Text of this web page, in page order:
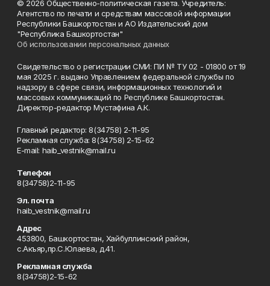
© 2026 Общественно-политическая газета. Учредитель:
Агентство по печати и средствам массовой информации
Республики Башкортостан и АО Издательский дом
"Республика Башкортостан"
Об использовании персональных данных
Свидетельство о регистрации СМИ: ПИ № ТУ 02 - 01800 от 19
мая 2025 г. выдано Управлением федеральной службы по
надзору в сфере связи, информационных технологий и
массовых коммуникаций по Республике Башкортостан.
Директор-редактор Мустафина А.К.
Главный редактор: 8(34758) 2-11-95
Рекламная служба: 8(34758) 2-15-62
Е-mаil: haib_vestnik@mail.ru
Телефон
8(34758)2-11-95
Эл. почта
haib_vestnik@mail.ru
Адрес
453800, Башкортостан, Хайбуллинский район,
с.Акъяр,пр.С.Юлаева, д.41.
Рекламная служба
8(34758)2-15-62